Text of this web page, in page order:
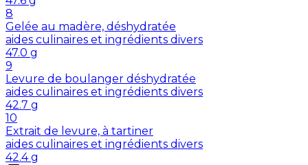
8
Gelée au madère, déshydratée
aides culinaires et ingrédients divers
47.0 g
9
Levure de boulanger déshydratée
aides culinaires et ingrédients divers
42.7 g
10
Extrait de levure, à tartiner
aides culinaires et ingrédients divers
42.4 g